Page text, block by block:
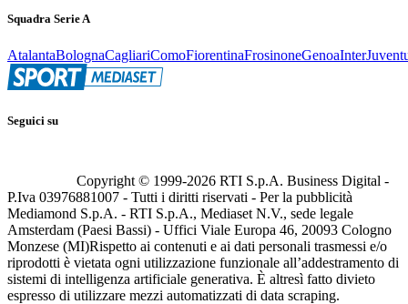
Squadra Serie A
AtalantaBolognaCagliariComoFiorentinaFrosinoneGenoaInter
Seguici su
Copyright © 1999-2026 RTI S.p.A. Business Digital -
P.Iva 03976881007 - Tutti i diritti riservati - Per la pubblicità
Mediamond S.p.A. - RTI S.p.A., Mediaset N.V., sede legale
Amsterdam (Paesi Bassi) - Uffici Viale Europa 46, 20093 Cologno
Monzese (MI)Rispetto ai contenuti e ai dati personali trasmessi e/o
riprodotti è vietata ogni utilizzazione funzionale all’addestramento di
sistemi di intelligenza artificiale generativa. È altresì fatto divieto
espresso di utilizzare mezzi automatizzati di data scraping.